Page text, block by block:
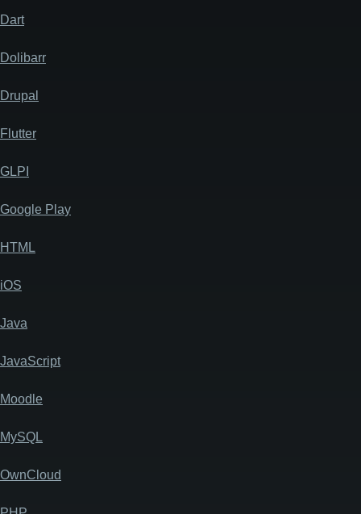
Dart
Dolibarr
Drupal
Flutter
GLPI
Google Play
HTML
iOS
Java
JavaScript
Moodle
MySQL
OwnCloud